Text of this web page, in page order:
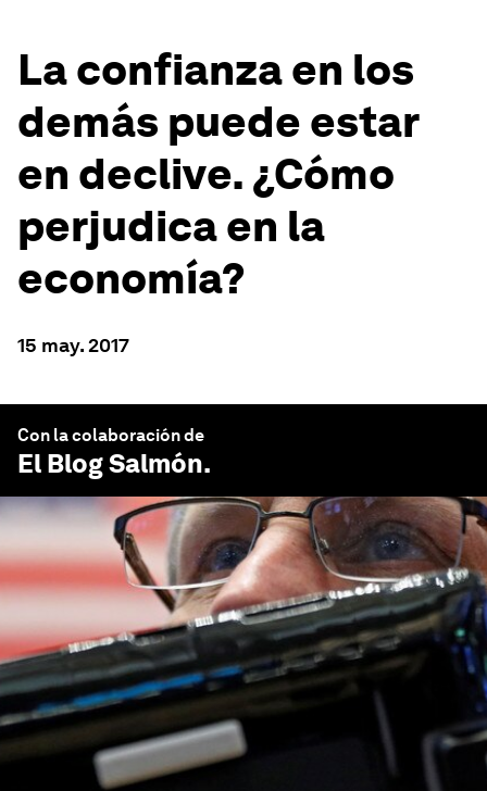
La confianza en los
demás puede estar
en declive. ¿Cómo
perjudica en la
economía?
15 may. 2017
Con la colaboración de
El Blog Salmón.